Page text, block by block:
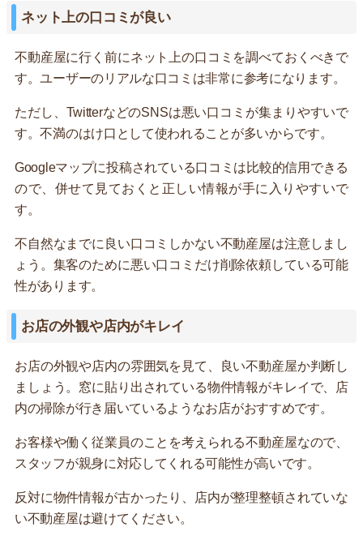
ネット上の口コミが良い
不動産屋に行く前にネット上の口コミを調べておくべきで
す。ユーザーのリアルな口コミは非常に参考になります。
ただし、TwitterなどのSNSは悪い口コミが集まりやすいで
す。不満のはけ口として使われることが多いからです。
Googleマップに投稿されている口コミは比較的信用できる
ので、併せて見ておくと正しい情報が手に入りやすいで
す。
不自然なまでに良い口コミしかない不動産屋は注意しまし
ょう。集客のために悪い口コミだけ削除依頼している可能
性があります。
お店の外観や店内がキレイ
お店の外観や店内の雰囲気を見て、良い不動産屋か判断し
ましょう。窓に貼り出されている物件情報がキレイで、店
内の掃除が行き届いているようなお店がおすすめです。
お客様や働く従業員のことを考えられる不動産屋なので、
スタッフが親身に対応してくれる可能性が高いです。
反対に物件情報が古かったり、店内が整理整頓されていな
い不動産屋は避けてください。